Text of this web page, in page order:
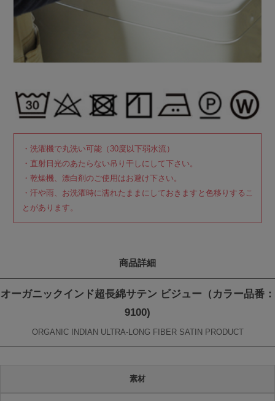
・洗濯機で丸洗い可能（30度以下弱水流）
・直射日光のあたらない吊り干しにして下さい。
・乾燥機、漂白剤のご使用はお避け下さい。
・汗や雨、お洗濯時に濡れたままにしておきますと色移りするこ
とがあります。
商品詳細
オーガニックインド超長綿サテン ビジュー（カラー品番：
9100)
ORGANIC INDIAN ULTRA-LONG FIBER SATIN PRODUCT
素材